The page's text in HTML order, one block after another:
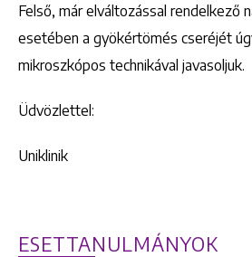
Felső, már elváltozással rendelkező
esetében a gyökértömés cseréjét
mikroszkópos technikával javasoljuk.
Üdvözlettel:
Uniklinik
ESETTANULMÁNYOK